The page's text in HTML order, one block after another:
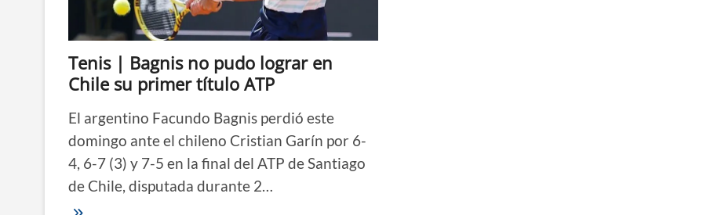
Tenis | Bagnis no pudo lograr en
Chile su primer título ATP
El argentino Facundo Bagnis perdió este
domingo ante el chileno Cristian Garín por 6-
4, 6-7 (3) y 7-5 en la final del ATP de Santiago
de Chile, disputada durante 2…
Tenis